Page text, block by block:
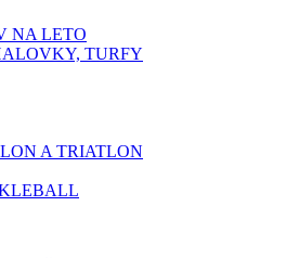
NA LETO
TURFY
A TRIATLON